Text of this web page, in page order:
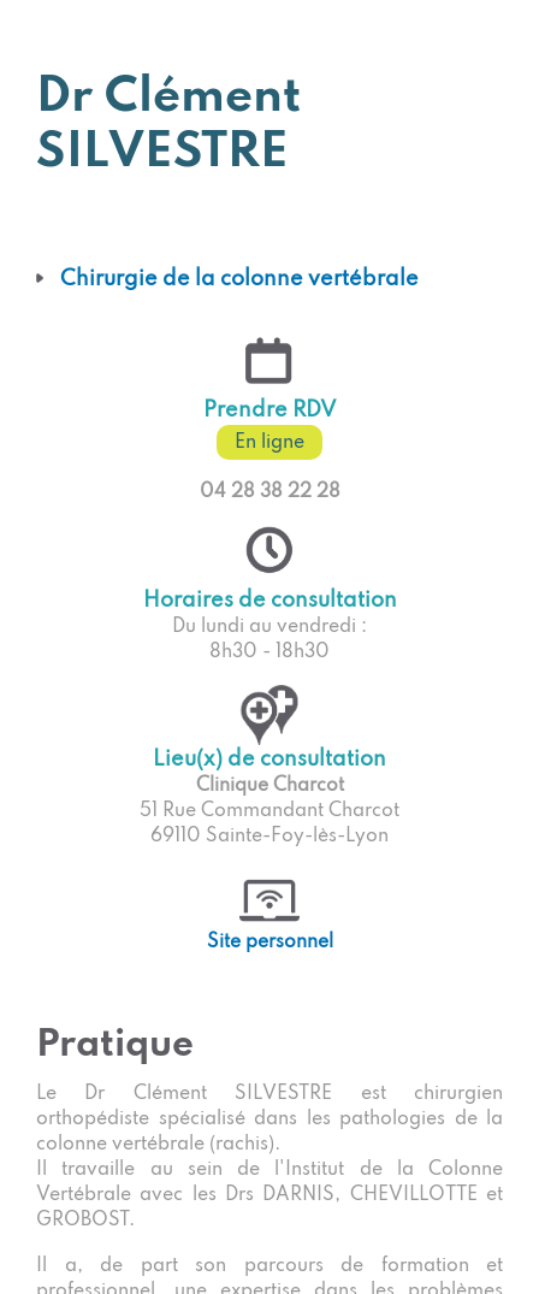
Dr Clément
SILVESTRE
Chirurgie de la colonne vertébrale
Prendre RDV
En ligne
04 28 38 22 28
Horaires de consultation
Du lundi au vendredi :
8h30 - 18h30
Lieu(x) de consultation
Clinique Charcot
51 Rue Commandant Charcot
69110 Sainte-Foy-lès-Lyon
Site personnel
Pratique
Le Dr Clément SILVESTRE est chirurgien
orthopédiste spécialisé dans les pathologies de la
colonne vertébrale (rachis).
Il travaille au sein de l'Institut de la Colonne
Vertébrale avec les Drs DARNIS, CHEVILLOTTE et
GROBOST.
Il a, de part son parcours de formation et